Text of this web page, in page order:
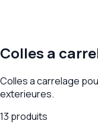
Colles a
Colles a carrelage
exterieures.
13 produits